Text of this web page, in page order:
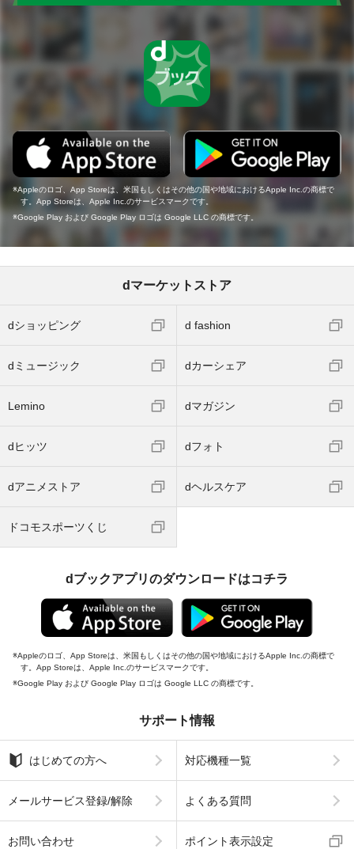
Appleのロゴ、App Storeは、米国もしくはその他の国や地域におけるApple Inc.の商標で
す。App Storeは、Apple Inc.のサービスマークです。
Google Play および Google Play ロゴは Google LLC の商標です。
dマーケットストア
dショッピング d fashion
dミュージック dカーシェア
Lemino dマガジン
dヒッツ dフォト
dアニメストア dヘルスケア
ドコモスポーツくじ
dブックアプリのダウンロードはコチラ
Appleのロゴ、App Storeは、米国もしくはその他の国や地域におけるApple Inc.の商標で
す。App Storeは、Apple Inc.のサービスマークです。
Google Play および Google Play ロゴは Google LLC の商標です。
サポート情報
はじめての方へ 対応機種一覧
メールサービス登録/解除 よくある質問
お問い合わせ ポイント表示設定